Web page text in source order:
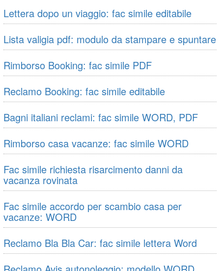
Lettera dopo un viaggio: fac simile editabile
Lista valigia pdf: modulo da stampare e spuntare
Rimborso Booking: fac simile PDF
Reclamo Booking: fac simile editabile
Bagni italiani reclami: fac simile WORD, PDF
Rimborso casa vacanze: fac simile WORD
Fac simile richiesta risarcimento danni da
vacanza rovinata
Fac simile accordo per scambio casa per
vacanze: WORD
Reclamo Bla Bla Car: fac simile lettera Word